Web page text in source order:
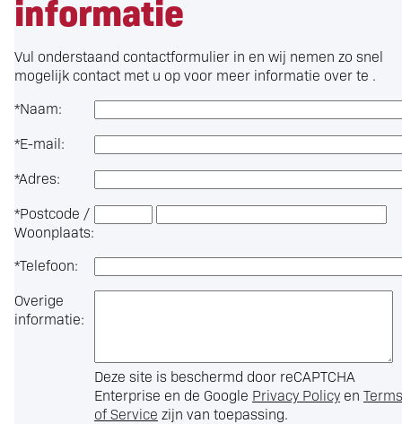
informatie
Vul onderstaand contactformulier in en wij nemen zo snel
mogelijk contact met u op voor meer informatie overte .
*Naam:
*E-mail:
*Adres:
*Postcode /
Woonplaats:
*Telefoon:
Overige
informatie:
Deze site is beschermd door reCAPTCHA
Enterprise en de Google Privacy Policy en Terms
of Service zijn van toepassing.